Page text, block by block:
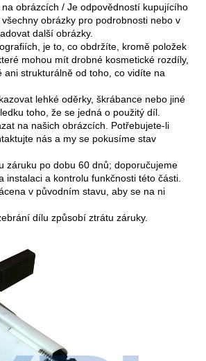
na obrázcích / Je odpovědností kupujícího
obrázky pro podrobnosti nebo v
další obrázky.
je to, co obdržíte, kromě položek
mohou mít drobné kosmetické rozdíly,
ani strukturálně od toho, co vidíte na
lehké oděrky, škrábance nebo jiné
toho, že se jedná o použitý díl.
na našich obrázcích. Potřebujete-li
nás a my se pokusíme stav
záruku po dobu 60 dnů; doporučujeme
instalaci a kontrolu funkčnosti této části.
v původním stavu, aby se na ni
dílu způsobí ztrátu záruky.